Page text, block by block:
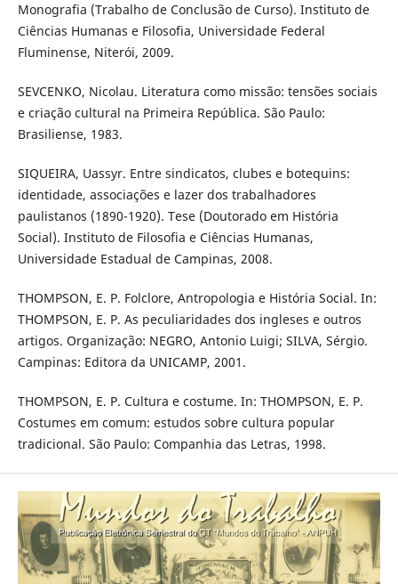
Monografia (Trabalho de Conclusão de Curso). Instituto de
Ciências Humanas e Filosofia, Universidade Federal
Fluminense, Niterói, 2009.
SEVCENKO, Nicolau. Literatura como missão: tensões sociais
e criação cultural na Primeira República. São Paulo:
Brasiliense, 1983.
SIQUEIRA, Uassyr. Entre sindicatos, clubes e botequins:
identidade, associações e lazer dos trabalhadores
paulistanos (1890-1920). Tese (Doutorado em História
Social). Instituto de Filosofia e Ciências Humanas,
Universidade Estadual de Campinas, 2008.
THOMPSON, E. P. Folclore, Antropologia e História Social. In:
THOMPSON, E. P. As peculiaridades dos ingleses e outros
artigos. Organização: NEGRO, Antonio Luigi; SILVA, Sérgio.
Campinas: Editora da UNICAMP, 2001.
THOMPSON, E. P. Cultura e costume. In: THOMPSON, E. P.
Costumes em comum: estudos sobre cultura popular
tradicional. São Paulo: Companhia das Letras, 1998.